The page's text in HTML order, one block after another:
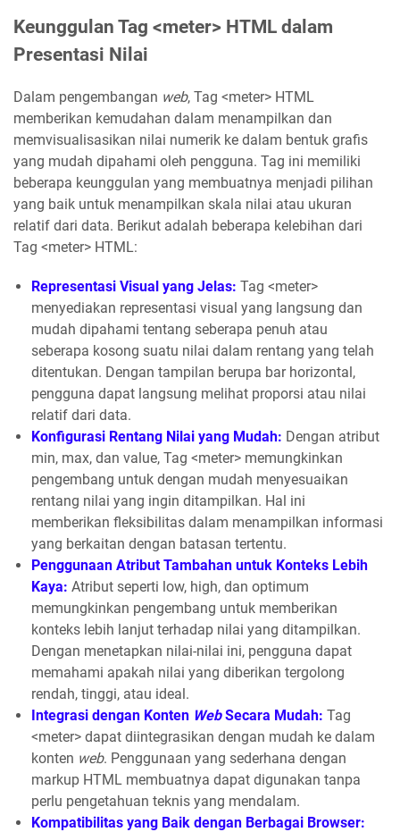
Keunggulan Tag <meter> HTML dalam
Presentasi Nilai
Dalam pengembangan web, Tag <meter> HTML
memberikan kemudahan dalam menampilkan dan
memvisualisasikan nilai numerik ke dalam bentuk grafis
yang mudah dipahami oleh pengguna. Tag ini memiliki
beberapa keunggulan yang membuatnya menjadi pilihan
yang baik untuk menampilkan skala nilai atau ukuran
relatif dari data. Berikut adalah beberapa kelebihan dari
Tag <meter> HTML:
Representasi Visual yang Jelas: Tag <meter>
menyediakan representasi visual yang langsung dan
mudah dipahami tentang seberapa penuh atau
seberapa kosong suatu nilai dalam rentang yang telah
ditentukan. Dengan tampilan berupa bar horizontal,
pengguna dapat langsung melihat proporsi atau nilai
relatif dari data.
Konfigurasi Rentang Nilai yang Mudah: Dengan atribut
min, max, dan value, Tag <meter> memungkinkan
pengembang untuk dengan mudah menyesuaikan
rentang nilai yang ingin ditampilkan. Hal ini
memberikan fleksibilitas dalam menampilkan informasi
yang berkaitan dengan batasan tertentu.
Penggunaan Atribut Tambahan untuk Konteks Lebih
Kaya: Atribut seperti low, high, dan optimum
memungkinkan pengembang untuk memberikan
konteks lebih lanjut terhadap nilai yang ditampilkan.
Dengan menetapkan nilai-nilai ini, pengguna dapat
memahami apakah nilai yang diberikan tergolong
rendah, tinggi, atau ideal.
Integrasi dengan Konten WebSecara Mudah: Tag
<meter> dapat diintegrasikan dengan mudah ke dalam
konten web. Penggunaan yang sederhana dengan
markup HTML membuatnya dapat digunakan tanpa
perlu pengetahuan teknis yang mendalam.
Kompatibilitas yang Baik dengan Berbagai Browser: